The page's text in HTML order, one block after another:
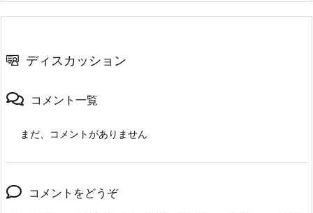
ディスカッション
コメント一覧
まだ、コメントがありません
コメントをどうぞ